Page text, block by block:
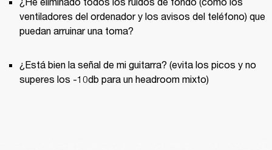
ventiladores del ordenador y los avisos del teléfono) que
¿Está bien la señal de mi guitarra? (evita los picos y no
superes los -10db para un headroom mixto)